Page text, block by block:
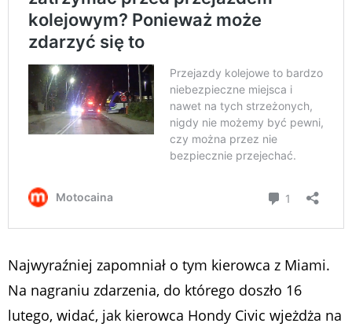
Najwyraźniej zapomniał o tym kierowca z Miami.
Na nagraniu zdarzenia, do którego doszło 16
lutego, widać, jak kierowca Hondy Civic wjeżdża na